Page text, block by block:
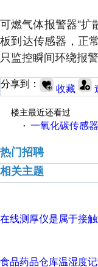
可燃气体报警器“扩
板到达传感器，正
只监控瞬间环绕报
分享到： 收藏
楼主最近还看过
· 一氧化碳传感
热门招聘
相关主题
在线测厚仪是属于接
食品药品仓库温湿度